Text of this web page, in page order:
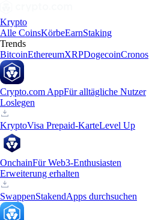
Krypto
Alle CoinsKörbeEarnStaking
Trends
BitcoinEthereumXRPDogecoinCronos
Crypto.com AppFür alltägliche Nutzer
Loslegen
KryptoVisa Prepaid-KarteLevel Up
OnchainFür Web3-Enthusiasten
Erweiterung erhalten
SwappenStakendApps durchsuchen